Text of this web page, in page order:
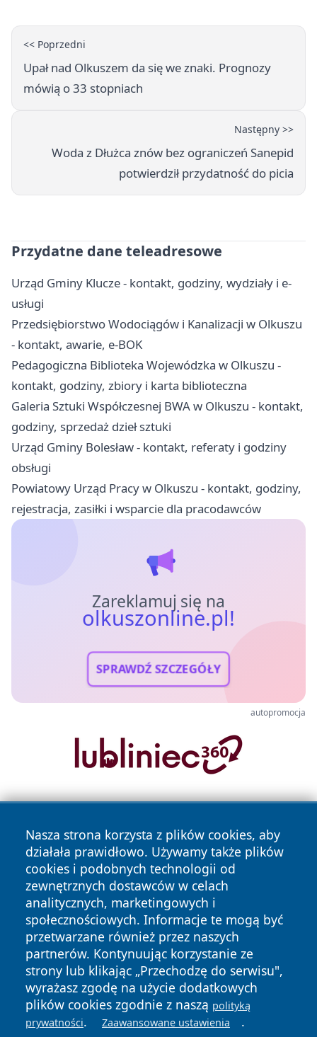
<< Poprzedni
Upał nad Olkuszem da się we znaki. Prognozy
mówią o 33 stopniach
Następny >>
Woda z Dłużca znów bez ograniczeń Sanepid
potwierdził przydatność do picia
Przydatne dane teleadresowe
Urząd Gminy Klucze - kontakt, godziny, wydziały i e-
usługi
Przedsiębiorstwo Wodociągów i Kanalizacji w Olkuszu
- kontakt, awarie, e-BOK
Pedagogiczna Biblioteka Wojewódzka w Olkuszu -
kontakt, godziny, zbiory i karta biblioteczna
Galeria Sztuki Współczesnej BWA w Olkuszu - kontakt,
godziny, sprzedaż dzieł sztuki
Urząd Gminy Bolesław - kontakt, referaty i godziny
obsługi
Powiatowy Urząd Pracy w Olkuszu - kontakt, godziny,
rejestracja, zasiłki i wsparcie dla pracodawców
Zareklamuj się na
olkuszonline.pl!
SPRAWDŹ SZCZEGÓŁY
autopromocja
Nasza strona korzysta z plików cookies, aby
działała prawidłowo. Używamy także plików
cookies i podobnych technologii od
zewnętrznych dostawców w celach
analitycznych, marketingowych i
społecznościowych. Informacje te mogą być
przetwarzane również przez naszych
partnerów. Kontynuując korzystanie ze
strony lub klikając „Przechodzę do serwisu",
wyrażasz zgodę na użycie dodatkowych
plików cookies zgodnie z naszą polityką
prywatności. Zaawansowane ustawienia .
Copyright © 2026 olkuszonline.pl Wszystkie prawa
zastrzeżone.
News Autorzy
Polityka
Prywatności
Polityka
Cookies